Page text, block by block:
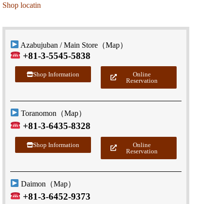
Shop locatin
Azabujuban / Main Store（Map）
+81-3-5545-5838
Shop Information
Online
Reservation
Toranomon（Map）
+81-3-6435-8328
Shop Information
Online
Reservation
Daimon（Map）
+81-3-6452-9373